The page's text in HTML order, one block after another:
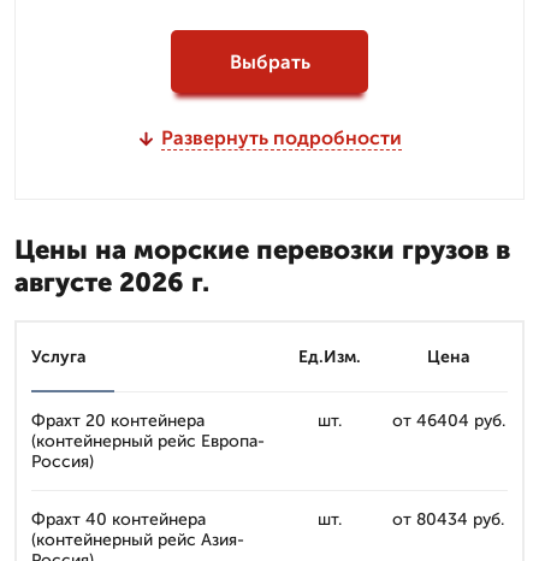
Выбрать
Развернуть подробности
Цены на морские перевозки грузов в
августе 2026 г.
Услуга Ед.Изм. Цена
Фрахт 20 контейнера
(контейнерный рейс Европа-
Россия)
шт. от 46404 руб.
Фрахт 40 контейнера
(контейнерный рейс Азия-
шт. от 80434 руб.